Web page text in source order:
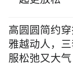
高圆圆简约
雅越动人，
服松弛又大气